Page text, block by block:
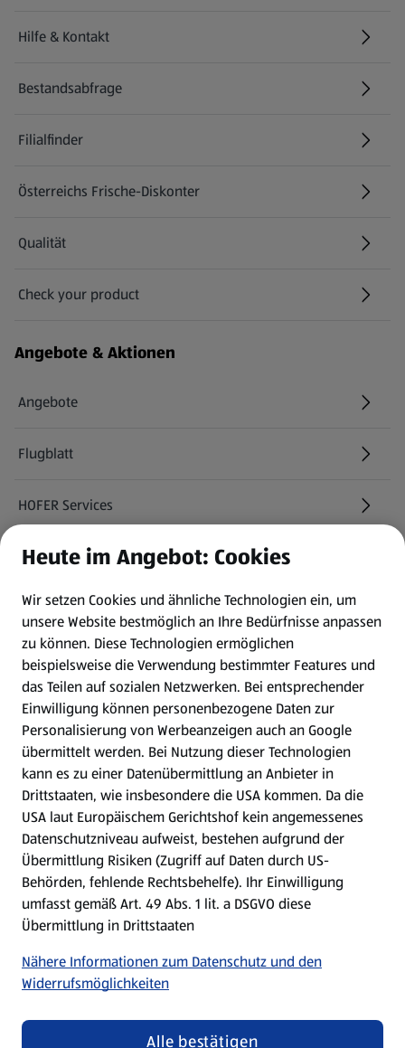
Hilfe & Kontakt
(öffnet in einem neuen Tab)
Bestandsabfrage
(öffnet in einem neuen Tab)
Filialfinder
Österreichs Frische-Diskonter
Qualität
Check your product
(öffnet in einem neuen Tab)
Angebote & Aktionen
Angebote
Flugblatt
HOFER Services
Newsletter
WhatsApp
Gewinnspiele
Mein HOFER. Meine Einkäufe.
Meine Meinung. Mein HOFER.
Gutscheingroßbestellung
(öffnet in einem neuen Tab)
Folge uns hier:
Jetzt die HOFER App downloaden
Heute im Angebot: Cookies
Wir setzen Cookies und ähnliche Technologien ein, um
unsere Website bestmöglich an Ihre Bedürfnisse anpassen
zu können. Diese Technologien ermöglichen
beispielsweise die Verwendung bestimmter Features und
das Teilen auf sozialen Netzwerken. Bei entsprechender
Einwilligung können personenbezogene Daten zur
Personalisierung von Werbeanzeigen auch an Google
übermittelt werden. Bei Nutzung dieser Technologien
kann es zu einer Datenübermittlung an Anbieter in
Drittstaaten, wie insbesondere die USA kommen. Da die
USA laut Europäischem Gerichtshof kein angemessenes
Datenschutzniveau aufweist, bestehen aufgrund der
Übermittlung Risiken (Zugriff auf Daten durch US-
Behörden, fehlende Rechtsbehelfe). Ihr Einwilligung
umfasst gemäß Art. 49 Abs. 1 lit. a DSGVO diese
Übermittlung in Drittstaaten
Nähere Informationen zum Datenschutz und den
Widerrufsmöglichkeiten
Alle bestätigen